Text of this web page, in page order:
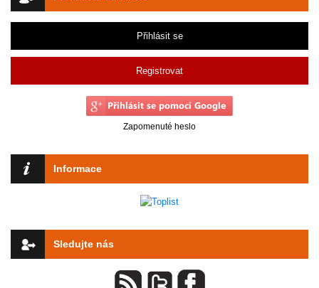
Přihlásit se
Registrovat
Zapomenuté heslo
Informace
Sledujte nás